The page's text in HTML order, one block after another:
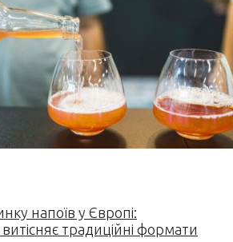
напоїв у Європі:
традиційні формати